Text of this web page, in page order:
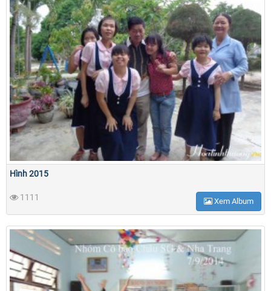
Hình 2015
1111 Xem Album